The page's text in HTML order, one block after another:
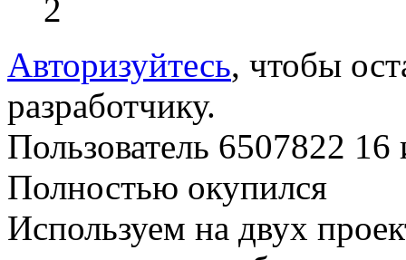
2
Авторизуйтесь, чтобы
разработчику.
Пользователь 6507822 16
Полностью окупился
Используем на двух